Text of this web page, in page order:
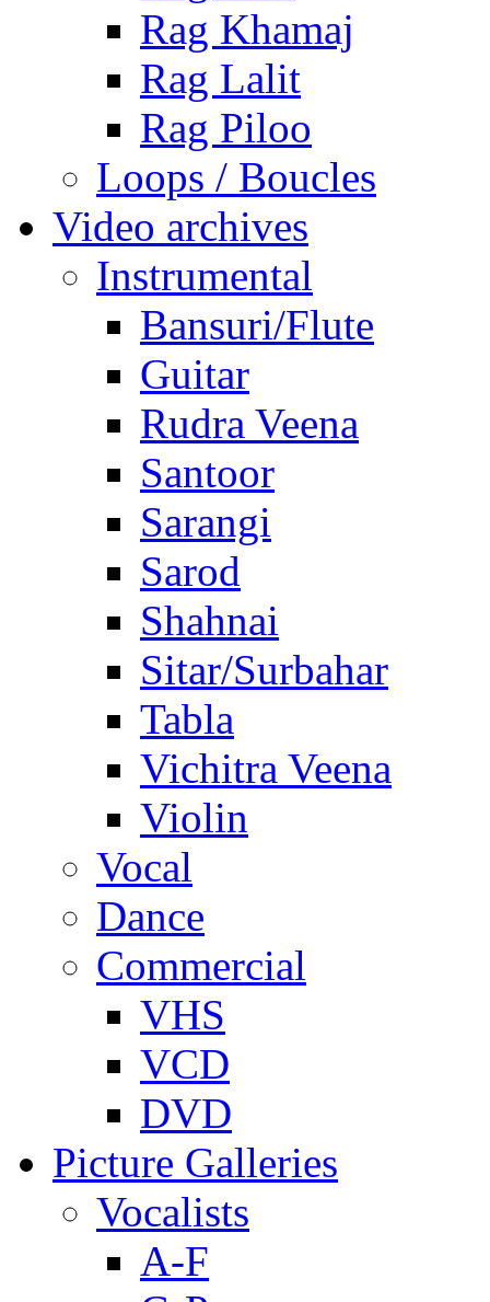
Rag Khamaj
Rag Lalit
Rag Piloo
Loops / Boucles
Video archives
Instrumental
Bansuri/Flute
Guitar
Rudra Veena
Santoor
Sarangi
Sarod
Shahnai
Sitar/Surbahar
Tabla
Vichitra Veena
Violin
Vocal
Dance
Commercial
VHS
VCD
DVD
Picture Galleries
Vocalists
A-F